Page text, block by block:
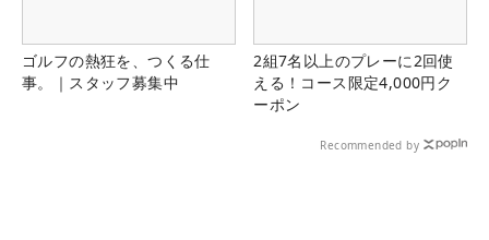
ゴルフの熱狂を、つくる仕
事。｜スタッフ募集中
2組7名以上のプレーに2回使
える！コース限定4,000円ク
ーポン
Recommended by